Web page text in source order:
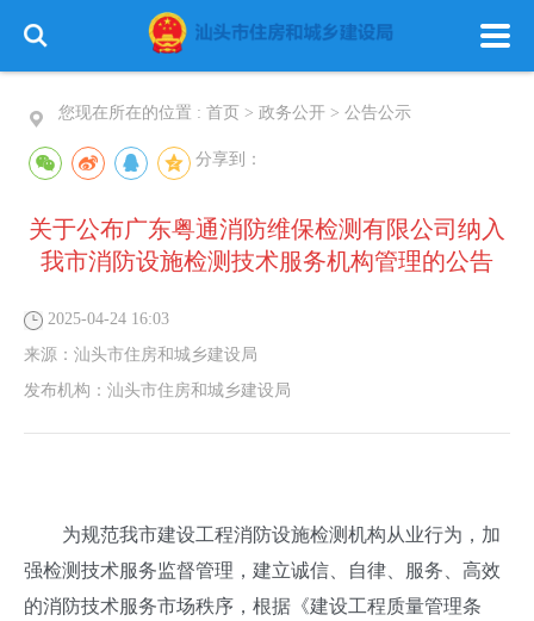
您现在所在的位置 : 首页 > 政务公开 > 公告公示
分享到：
关于公布广东粤通消防维保检测有限公司纳入
我市消防设施检测技术服务机构管理的公告
2025-04-24 16:03
来源： 汕头市住房和城乡建设局
发布机构： 汕头市住房和城乡建设局
为规范我市建设工程消防设施检测机构从业行为，加
强检测技术服务监督管理，建立诚信、自律、服务、高效
的消防技术服务市场秩序，根据《建设工程质量管理条